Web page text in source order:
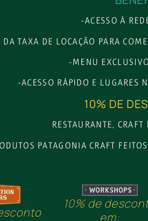
-ACESSO À
DA TAXA DE LOCAÇÃO PARA
-MENU
-ACESSO RÁPIDO E LUGARES
10% DE
RESTAURANTE,
PATAGONIA CRAFT
10% de
em: